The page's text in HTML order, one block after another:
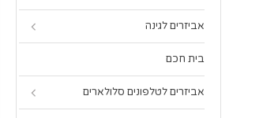
אביזרים לגינה
בית חכם
אביזרים לטלפונים סלולארים